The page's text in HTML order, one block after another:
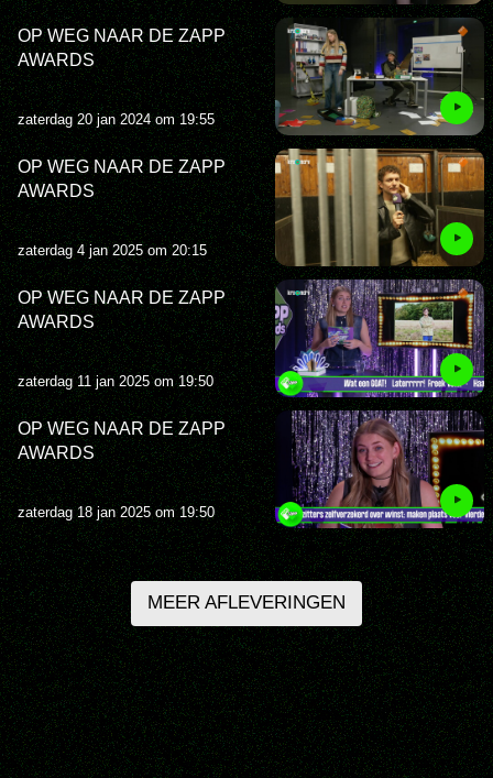
OP WEG NAAR DE ZAPP
AWARDS
zaterdag 20 jan 2024 om 19:55
OP WEG NAAR DE ZAPP
AWARDS
zaterdag 4 jan 2025 om 20:15
OP WEG NAAR DE ZAPP
AWARDS
zaterdag 11 jan 2025 om 19:50
OP WEG NAAR DE ZAPP
AWARDS
zaterdag 18 jan 2025 om 19:50
MEER AFLEVERINGEN